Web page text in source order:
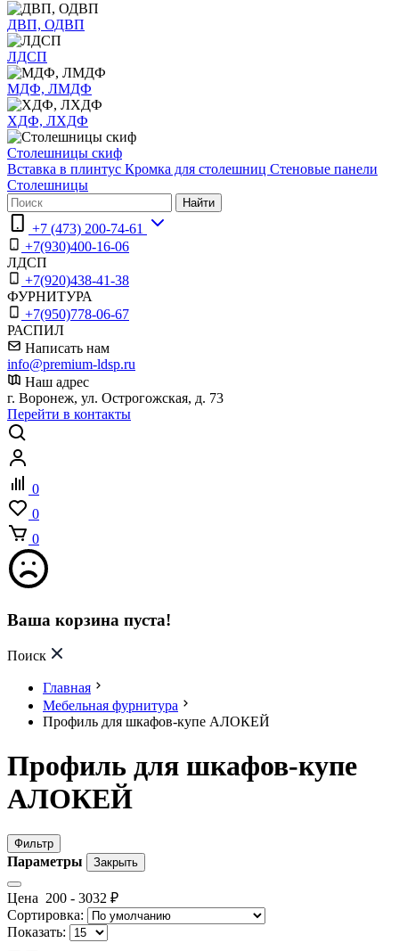
ДВП, ОДВП
ЛДСП
МДФ, ЛМДФ
ХДФ, ЛХДФ
Столешницы скиф
Вставка в плинтус Кромка для столешниц Стеновые панели
Столешницы
Найти
+7 (473) 200-74-61
+7(930)400-16-06
ЛДСП
+7(920)438-41-38
ФУРНИТУРА
+7(950)778-06-67
РАСПИЛ
Написать нам
info@premium-ldsp.ru
Наш адрес
г. Воронеж, ул. Острогожская, д. 73
Перейти в контакты
0
0
0
Ваша корзина пуста!
Поиск
Главная
Мебельная фурнитура
Профиль для шкафов-купе АЛОКЕЙ
Профиль для шкафов-купе
АЛОКЕЙ
Фильтр
Параметры Закрыть
Цена 200 - 3032 ₽
Сортировка:
Показать: